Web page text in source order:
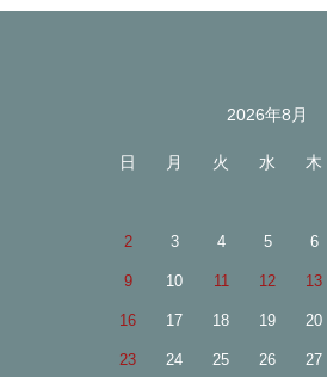
2026年8月
日 月 火 水 木
2 3 4 5 6
9 10 11 12 13
16 17 18 19 20
23 24 25 26 27